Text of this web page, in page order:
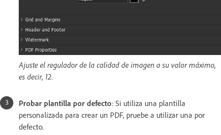
Ajuste el regulador de la calidad de imagen a su valor máximo,
es decir, 12.
Probar plantilla por defecto: Si utiliza una plantilla
personalizada para crear un PDF, pruebe a utilizar una por
defecto.